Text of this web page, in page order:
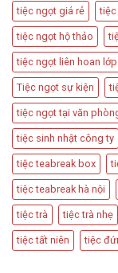
tiệc ngọt giá rẻ tiệc
tiệc ngọt hộ thảo
tiệc ngọt liên hoan lớp
Tiệc ngọt sự kiện
tiệc ngọt tại văn
tiệc sinh nhật công ty
tiệc teabreak box
tiệc teabreak hà nội
tiệc trà tiệc trà nhẹ
tiệc tất niên tiệc